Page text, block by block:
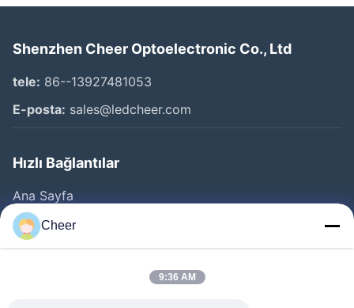
Shenzhen Cheer Optoelectronic Co., Ltd
tele: 86--13927481053
E-posta: sales@ledcheer.com
Hızlı Bağlantılar
Ana Sayfa
Ürünler
Hakkımızda
Cheer
9:36 AM